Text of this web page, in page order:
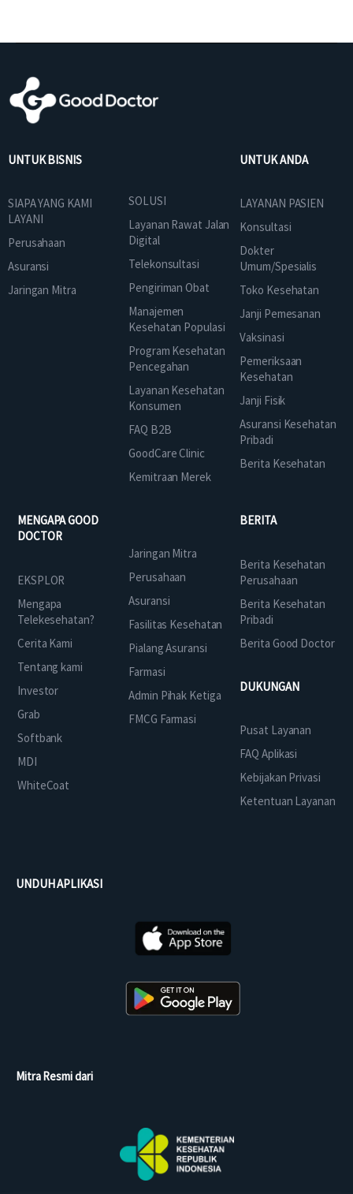
UNTUK BISNIS
SIAPA YANG KAMI
LAYANI
Perusahaan
Asuransi
Jaringan Mitra
SOLUSI
Layanan Rawat Jalan
Digital
Telekonsultasi
Pengiriman Obat
Manajemen
Kesehatan Populasi
Program Kesehatan
Pencegahan
Layanan Kesehatan
Konsumen
FAQ B2B
GoodCare Clinic
Kemitraan Merek
UNTUK ANDA
LAYANAN PASIEN
Konsultasi
Dokter
Umum/Spesialis
Toko Kesehatan
Janji Pemesanan
Vaksinasi
Pemeriksaan
Kesehatan
Janji Fisik
Asuransi Kesehatan
Pribadi
Berita Kesehatan
MENGAPA GOOD
DOCTOR
EKSPLOR
Mengapa
Telekesehatan?
Cerita Kami
Tentang kami
Investor
Grab
Softbank
MDI
WhiteCoat
Jaringan Mitra
Perusahaan
Asuransi
Fasilitas Kesehatan
Pialang Asuransi
Farmasi
Admin Pihak Ketiga
FMCG Farmasi
BERITA
Berita Kesehatan
Perusahaan
Berita Kesehatan
Pribadi
Berita Good Doctor
DUKUNGAN
Pusat Layanan
FAQ Aplikasi
Kebijakan Privasi
Ketentuan Layanan
UNDUH APLIKASI
Mitra Resmi dari